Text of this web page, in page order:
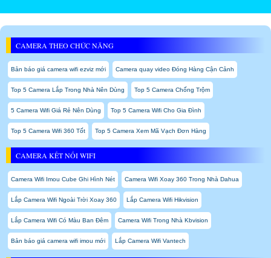
CAMERA THEO CHỨC NĂNG
Bản báo giá camera wifi ezviz mới Camera quay video Đóng Hàng Cận Cảnh
Top 5 Camera Lắp Trong Nhà Nên Dùng Top 5 Camera Chống Trộm
5 Camera Wifi Giá Rẻ Nên Dùng Top 5 Camera Wifi Cho Gia Đình
Top 5 Camera Wifi 360 Tốt Top 5 Camera Xem Mã Vạch Đơn Hàng
CAMERA KẾT NỐI WIFI
Camera Wifi Imou Cube Ghi Hình Nét Camera Wifi Xoay 360 Trong Nhà Dahua
Lắp Camera Wifi Ngoài Trời Xoay 360 Lắp Camera Wifi Hikvision
Lắp Camera Wifi Có Màu Ban Đêm Camera Wifi Trong Nhà Kbvision
Bản báo giá camera wifi imou mới Lắp Camera Wifi Vantech